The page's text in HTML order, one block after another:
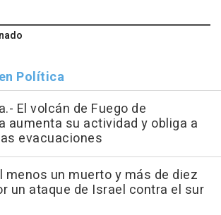
Política
El volcán de Fuego de
aumenta su actividad y obliga a
evacuaciones
menos un muerto y más de diez
un ataque de Israel contra el sur